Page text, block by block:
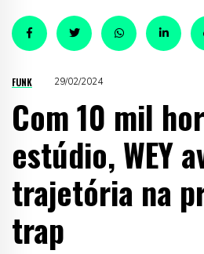
FUNK 29/02/2024
Com 10 mil
estúdio, WEY
trajetória na
trap